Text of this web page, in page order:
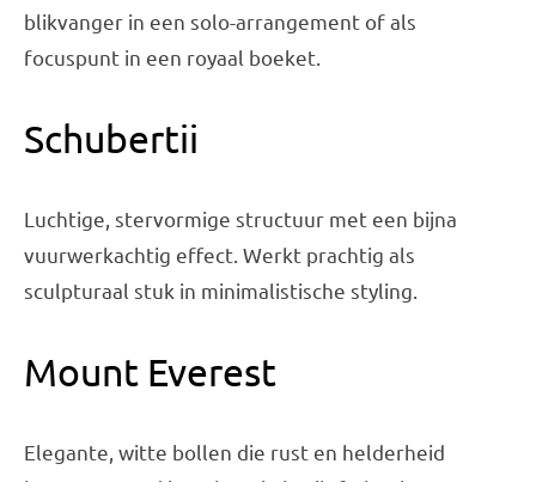
blikvanger in een solo-arrangement of als
focuspunt in een royaal boeket.
Schubertii
Luchtige, stervormige structuur met een bijna
vuurwerkachtig effect. Werkt prachtig als
sculpturaal stuk in minimalistische styling.
Mount Everest
Elegante, witte bollen die rust en helderheid